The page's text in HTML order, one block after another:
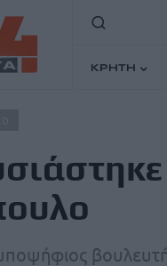
ΚΡΗΤΗ